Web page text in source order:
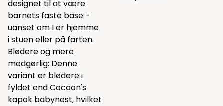
designet til at være
barnets faste base -
uanset om I er hjemme
i stuen eller på farten.
Blødere og mere
medgørlig: Denne
variant er blødere i
fyldet end Cocoon's
kapok babynest, hvilket